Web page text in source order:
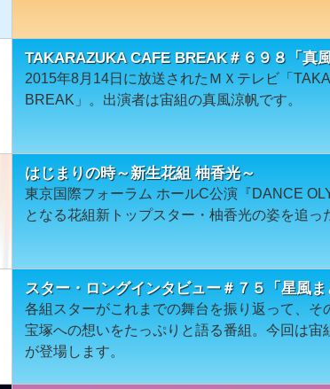
TAKARAZUKA CAFE BREAK＃６９８「真風
2015年8月14日に放送されたＭＸテレビ「
BREAK」。出演者は宙組の真風涼帆です。
はじまりの時～新生花組 柚香光～
東京国際フォーラム ホールC公演『DANCE
となる花組新トップスター・柚香光の姿を追っ
スター・ロングインタビュー＃７５「星風ま
各組スターがこれまでの舞台を振り返って、そ
宝塚への想いをたっぷりと語る番組。今回は宙
が登場します。